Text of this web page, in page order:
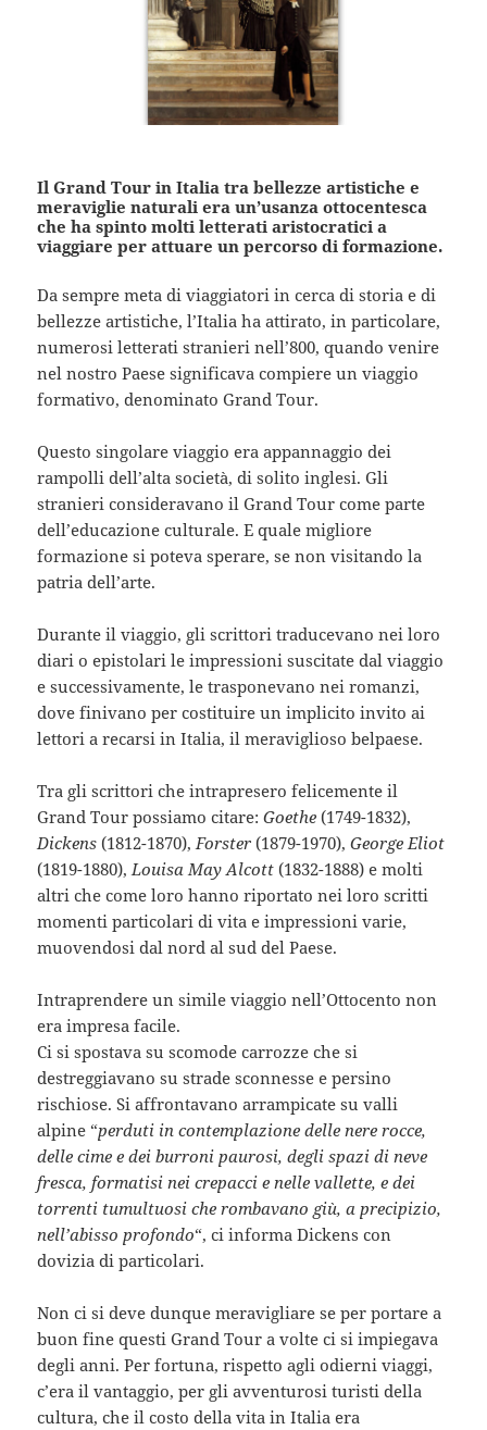
Il Grand Tour in Italia tra bellezze artistiche e
meraviglie naturali era un’usanza ottocentesca
che ha spinto molti letterati aristocratici a
viaggiare per attuare un percorso di formazione.
Da sempre meta di viaggiatori in cerca di storia e di
bellezze artistiche, l’Italia ha attirato, in particolare,
numerosi letterati stranieri nell’800, quando venire
nel nostro Paese significava compiere un viaggio
formativo, denominato Grand Tour.
Questo singolare viaggio era appannaggio dei
rampolli dell’alta società, di solito inglesi. Gli
stranieri consideravano il Grand Tour come parte
dell’educazione culturale. E quale migliore
formazione si poteva sperare, se non visitando la
patria dell’arte.
Durante il viaggio, gli scrittori traducevano nei loro
diari o epistolari le impressioni suscitate dal viaggio
e successivamente, le trasponevano nei romanzi,
dove finivano per costituire un implicito invito ai
lettori a recarsi in Italia, il meraviglioso belpaese.
Tra gli scrittori che intrapresero felicemente il
Grand Tour possiamo citare:Goethe (1749-1832),
Dickens (1812-1870),Forster (1879-1970),George Eliot
(1819-1880),Louisa May Alcott (1832-1888) e molti
altri che come loro hanno riportato nei loro scritti
momenti particolari di vita e impressioni varie,
muovendosi dal nord al sud del Paese.
Intraprendere un simile viaggio nell’Ottocento non
era impresa facile.
Ci si spostava su scomode carrozze che si
destreggiavano su strade sconnesse e persino
rischiose. Si affrontavano arrampicate su valli
alpine “perduti in contemplazione delle nere rocce,
delle cime e dei burroni paurosi, degli spazi di neve
fresca, formatisi nei crepacci e nelle vallette, e dei
torrenti tumultuosi che rombavano giù, a precipizio,
nell’abisso profondo“, ci informa Dickens con
dovizia di particolari.
Non ci si deve dunque meravigliare se per portare a
buon fine questi Grand Tour a volte ci si impiegava
degli anni. Per fortuna, rispetto agli odierni viaggi,
c’era il vantaggio, per gli avventurosi turisti della
cultura, che il costo della vita in Italia era